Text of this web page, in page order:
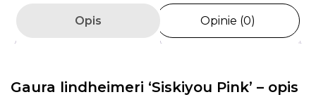
Opis Opinie (0)
Gaura lindheimeri ‘Siskiyou Pink’ – opis